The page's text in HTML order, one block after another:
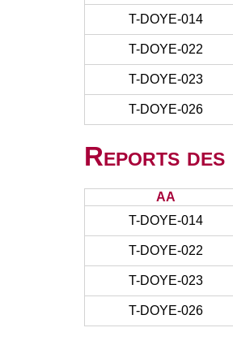
T-DOYE-014
T-DOYE-022
T-DOYE-023
T-DOYE-026
Reports
AA
T-DOYE-014
T-DOYE-022
T-DOYE-023
T-DOYE-026